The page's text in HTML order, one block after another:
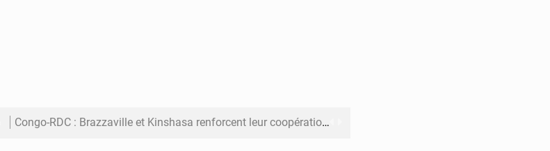
Congo-RDC : Brazzaville et Kinshasa renforcent leur coopération en faveur de la jeunesse